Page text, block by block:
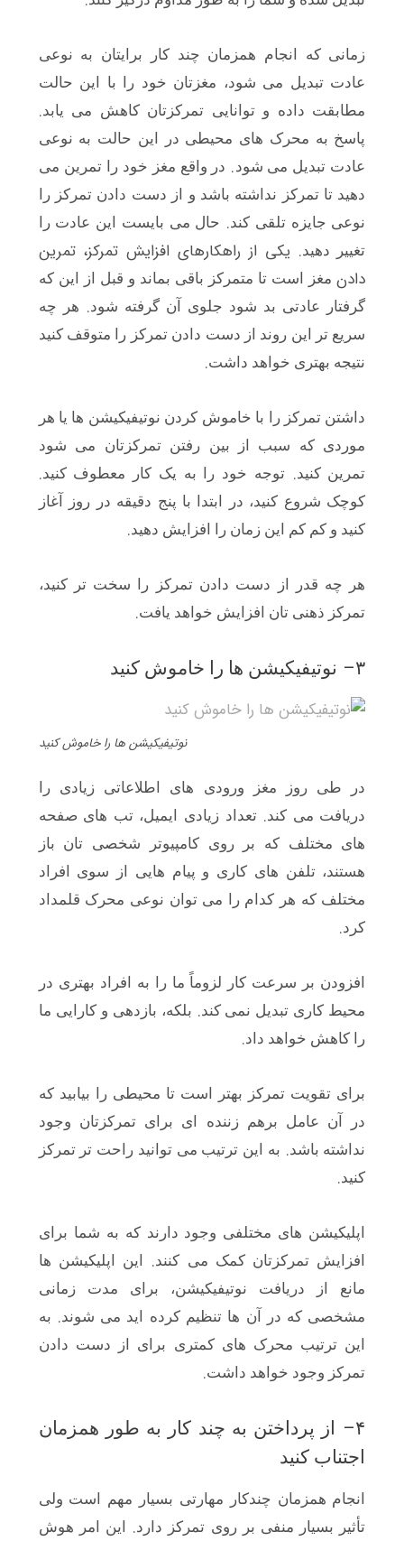
زمانی که انجام همزمان چند کار برایتان به نوعی
عادت تبدیل می شود، مغزتان خود را با این حالت
مطابقت داده و توانایی تمرکزتان کاهش می یابد.
پاسخ به محرک های محیطی در این حالت به نوعی
عادت تبدیل می شود. در واقع مغز خود را تمرین می
دهید تا تمرکز نداشته باشد و از دست دادن تمرکز را
نوعی جایزه تلقی کند. حال می بایست این عادت را
تغییر دهید. یکی از راهکارهای افزایش تمرکز، تمرین
دادن مغز است تا متمرکز باقی بماند و قبل از این که
گرفتار عادتی بد شود جلوی آن گرفته شود. هر چه
سریع تر این روند از دست دادن تمرکز را متوقف کنید
نتیجه بهتری خواهد داشت.
داشتن تمرکز را با خاموش کردن نوتیفیکیشن ها یا هر
موردی که سبب از بین رفتن تمرکزتان می شود
تمرین کنید.توجه خود را به یک کار معطوف کنید.
کوچک شروع کنید، در ابتدا با پنج دقیقه در روز آغاز
کنید و کم کم این زمان را افزایش دهید.
هر چه قدر از دست دادن تمرکز را سخت تر کنید،
تمرکز ذهنی تان افزایش خواهد یافت.
۳– نوتیفیکیشن ها را خاموش کنید
نوتیفیکیشن ها را خاموش کنید
در طی روز مغز ورودی های اطلاعاتی زیادی را
دریافت می کند.تعداد زیادی ایمیل، تب های صفحه
های مختلف که بر روی کامپیوتر شخصی تان باز
هستند، تلفن های کاری و پیام هایی از سوی افراد
مختلف که هر کدام را می توان نوعی محرک قلمداد
کرد.
افزودن بر سرعت کار لزوماً ما را به افراد بهتری در
محیط کاری تبدیل نمی کند. بلکه، بازدهی و کارایی ما
را کاهش خواهد داد.
برای تقویت تمرکز بهتر است تا محیطی را بیابید که
در آن عامل برهم زننده ای برای تمرکزتان وجود
نداشته باشد. به این ترتیب می توانید راحت تر تمرکز
کنید.
اپلیکیشن های مختلفی وجود دارند که به شما برای
افزایش تمرکزتان کمک می کنند.
این اپلیکیشن ها
مانع از دریافت نوتیفیکیشن، برای مدت زمانی
مشخصی که در آن ها تنظیم کرده اید می شوند. به
این ترتیب محرک های کمتری برای از دست دادن
تمرکز وجود خواهد داشت.
۴–
از پرداختن به چند کار به طور همزمان
اجتناب کنید
انجام همزمان چندکار مهارتی بسیار مهم است ولی
تأثیر بسیار منفی بر روی تمرکز دارد.
این امر هوش